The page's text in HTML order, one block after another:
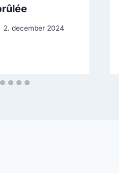
2. december 2024